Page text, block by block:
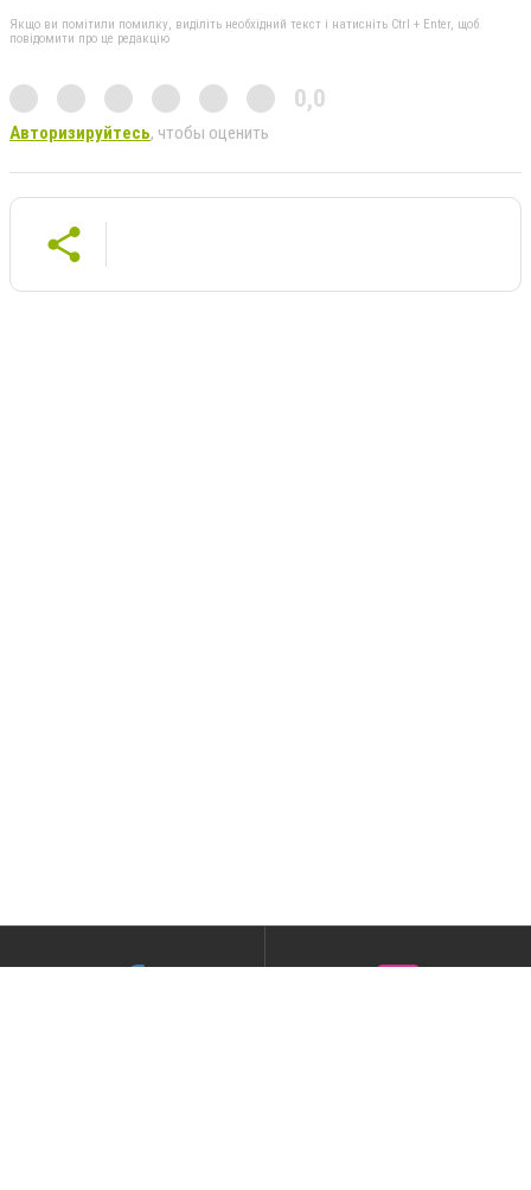
Якщо ви помітили помилку, виділіть необхідний текст і натисніть Ctrl + Enter, щоб
повідомити про це редакцію
0,0
Авторизируйтесь, чтобы оценить